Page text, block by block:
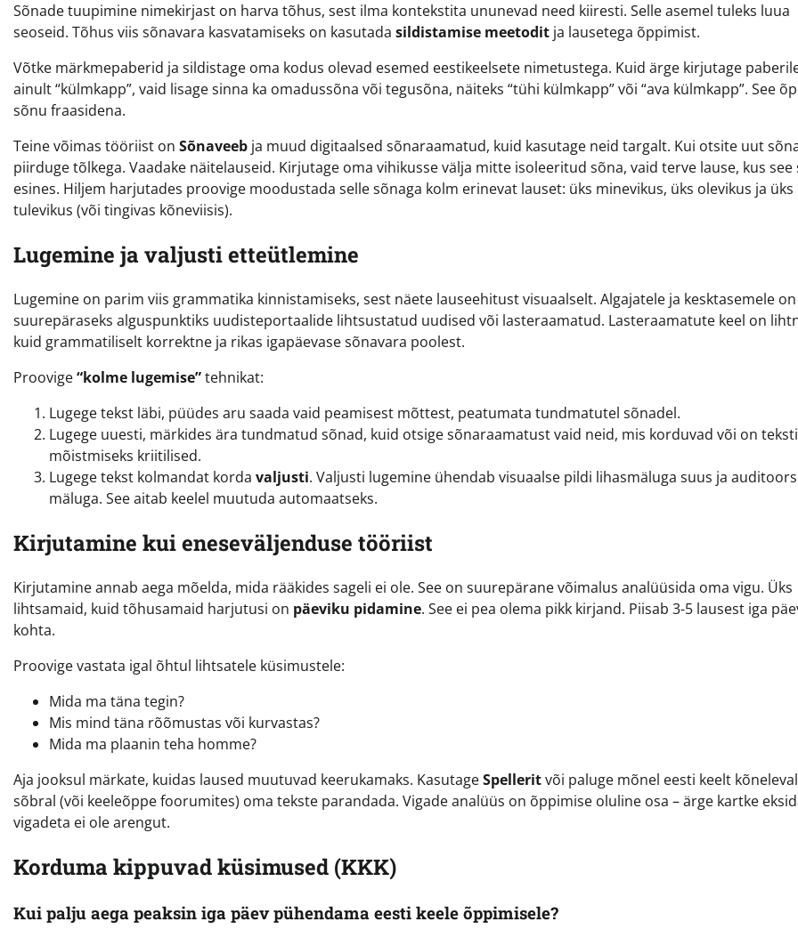
Sõnade tuupimine nimekirjast on harva tõhus, sest ilma kontekstita ununevad need kiiresti. Selle asemel tuleks luua
seoseid. Tõhus viis sõnavara kasvatamiseks on kasutada sildistamise meetodit ja lausetega õppimist.
Võtke märkmepaberid ja sildistage oma kodus olevad esemed eestikeelsete nimetustega. Kuid ärge kirjutage
ainult “külmkapp”, vaid lisage sinna ka omadussõna või tegusõna, näiteks “tühi külmkapp” või “ava külmkapp”. See
sõnu fraasidena.
Teine võimas tööriist on Sõnaveeb ja muud digitaalsed sõnaraamatud, kuid kasutage neid targalt. Kui otsite uut
piirduge tõlkega. Vaadake näitelauseid. Kirjutage oma vihikusse välja mitte isoleeritud sõna, vaid terve lause, kus see
esines. Hiljem harjutades proovige moodustada selle sõnaga kolm erinevat lauset: üks minevikus, üks olevikus ja üks
tulevikus (või tingivas kõneviisis).
Lugemine ja valjusti etteütlemine
Lugemine on parim viis grammatika kinnistamiseks, sest näete lauseehitust visuaalselt. Algajatele ja kesktasemele on
suurepäraseks alguspunktiks uudisteportaalide lihtsustatud uudised või lasteraamatud. Lasteraamatute keel on
kuid grammatiliselt korrektne ja rikas igapäevase sõnavara poolest.
Proovige“kolme lugemise”tehnikat:
Lugege tekst läbi, püüdes aru saada vaid peamisest mõttest, peatumata tundmatutel sõnadel.
Lugege uuesti, märkides ära tundmatud sõnad, kuid otsige sõnaraamatust vaid neid, mis korduvad või on teksti
mõistmiseks kriitilised.
Lugege tekst kolmandat korda valjusti. Valjusti lugemine ühendab visuaalse pildi lihasmäluga suus ja
mäluga. See aitab keelel muutuda automaatseks.
Kirjutamine kui eneseväljenduse tööriist
Kirjutamine annab aega mõelda, mida rääkides sageli ei ole. See on suurepärane võimalus analüüsida oma vigu. Üks
lihtsamaid, kuid tõhusamaid harjutusi on päeviku pidamine. See ei pea olema pikk kirjand. Piisab 3-5 lausest iga
kohta.
Proovige vastata igal õhtul lihtsatele küsimustele:
Mida ma täna tegin?
Mis mind täna rõõmustas või kurvastas?
Mida ma plaanin teha homme?
Aja jooksul märkate, kuidas laused muutuvad keerukamaks. KasutageSpelleritvõi paluge mõnel eesti keelt kõneleval
sõbral (või keeleõppe foorumites) oma tekste parandada. Vigade analüüs on õppimise oluline osa – ärge kartke
vigadeta ei ole arengut.
Korduma kippuvad küsimused (KKK)
Kui palju aega peaksin iga päev pühendama eesti keele õppimisele?